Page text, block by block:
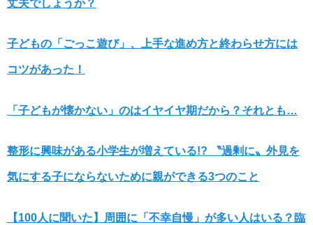
丈夫でしょうか？
子どもの「ごっこ遊び」、上手な進め方と終わらせ方には
コツがあった！
「子どもが懐かない」のはイヤイヤ期だから？それとも…
整形に興味がある小学生が増えている!? 〝過剰に〟外見を
気にする子にならないために親ができる3つのこと
【100人に聞いた】周囲に「不幸自慢」が多い人はいる？臨